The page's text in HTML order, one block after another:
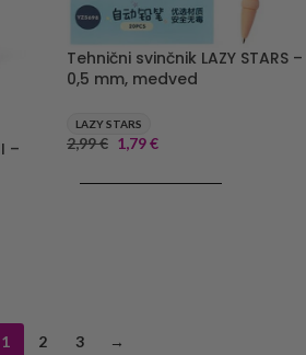
–
Tehnični svinčnik LAZY STARS –
0,5 mm, medved
LAZY STARS
2,99€ 1,79€
1 2 3 →